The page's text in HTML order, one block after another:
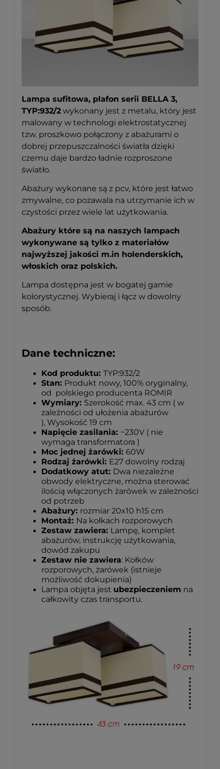
Lampa sufitowa, plafon serii BELLA 3,
TYP:932/2 wykonany jest z metalu, który jest
malowany w technologi elektrostatycznej
tzw. proszkowo połączony z abażurami o
dobrej przepuszczalności światła dzięki
czemu daje bardzo ładnie rozproszone
światło.
Abażury wykonane są z pcv, które jest łatwo
zmywalne, co pozawala na utrzymanie ich w
czystości przez wiele lat użytkowania.
Abażury które są na naszych lampach
wykonywane są tylko z materiałów
najwyższej jakości m.in holenderskich,
włoskich oraz polskich.
Lampa dostępna jest w bogatej gamie
kolorystycznej. Wybieraj i łącz w dowolny
sposób.
Dane techniczne:
Kod produktu: TYP:932/2
Stan: Produkt nowy, 100% oryginalny,
od polskiego producenta ROMIR
Wymiary: Szerokość max. 43 cm ( w
zależności od ułożenia abażurów
), Wysokość 19 cm
Napięcie zasilania: ~230V ( nie
wymaga transformatora )
Moc jednej żarówki: 60W
Rodzaj żarówki: E27 dowolny rodzaj
Dodatkowy atut: Dwa niezależne
obwody elektryczne, można sterować
ilością włączonych żarówek w zależności
od potrzeb
Abażury: rozmiar 20x10 h15 cm
Montaż: Na kołkach rozporowych
Zestaw zawiera: Lampę, komplet
abażurów, instrukcję użytkowania,
dowód zakupu
Zestaw nie zawiera: Kołków
rozporowych, żarówek (istnieje
możliwość dokupienia)
Lampa objęta jest ubezpieczeniem na
całkowity czas transportu.